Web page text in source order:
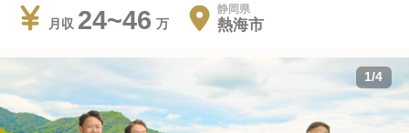
月収 24~46 静岡県
熱海市
1/4